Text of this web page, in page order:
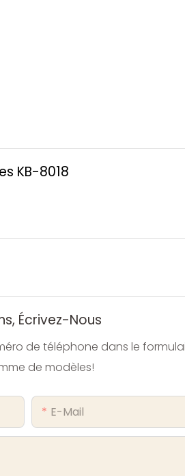
KB-8018
Écrivez-Nous
de téléphone dans le
de modèles!
E-Mail